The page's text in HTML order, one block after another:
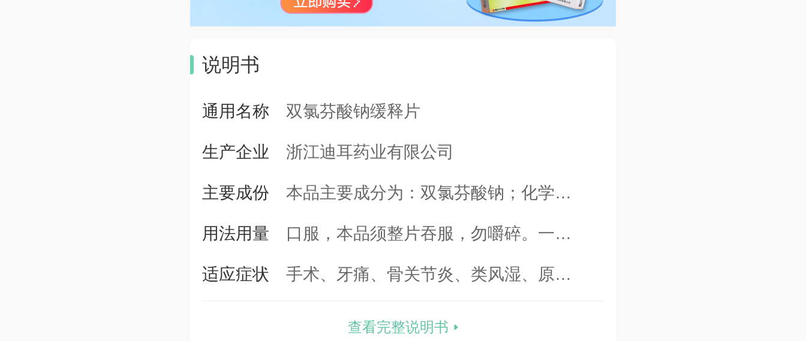
说明书
通用名称 双氯芬酸钠缓释片
生产企业 浙江迪耳药业有限公司
主要成份 本品主要成分为：双氯芬酸钠；化学
名: 2-[ (2, 6-二氯苯基)氨基]苯乙酸钠；
分子量: 318. 13
用法用量 口服，本品须整片吞服，勿嚼碎。一次
0.1g(1片)，一日一次，或遵医嘱。
适应症状 手术、牙痛、骨关节炎、类风湿、原发
性痛经、疼痛、头痛、痛风性关节炎、
查看完整说明书